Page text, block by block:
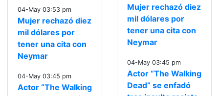
04-May 03:53 pm
Mujer rechazó diez
mil dólares por
tener una cita con
Neymar
04-May 03:45 pm
Actor “The Walking
Mujer rechazó diez
mil dólares por
tener una cita con
Neymar
04-May 03:45 pm
Actor “The Walking
Dead” se enfadó